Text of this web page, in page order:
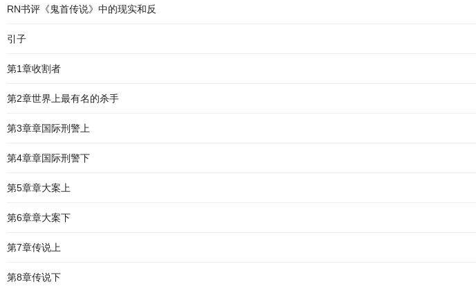
RN书评《鬼首传说》中的现实和反
引子
第1章收割者
第2章世界上最有名的杀手
第3章章国际刑警上
第4章章国际刑警下
第5章章大案上
第6章章大案下
第7章传说上
第8章传说下